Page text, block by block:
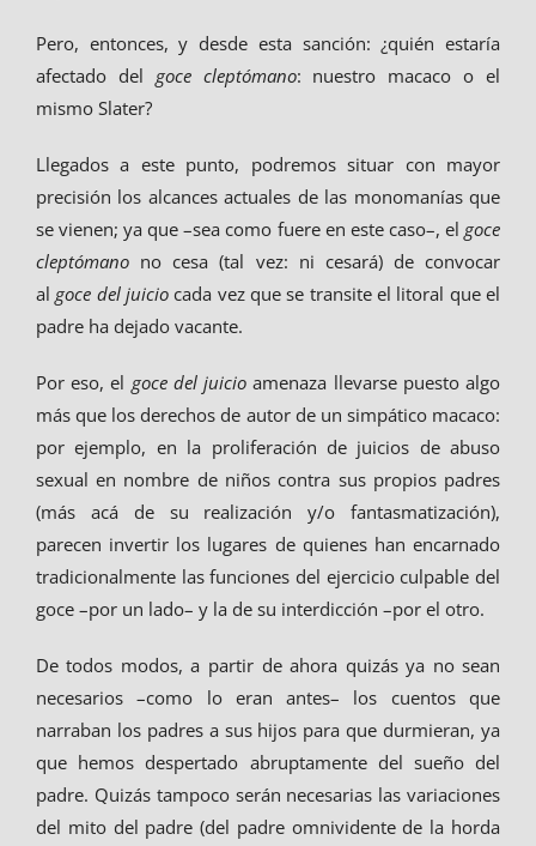
Pero, entonces, y desde esta sanción: ¿quién estaría
afectado del goce cleptómano: nuestro macaco o el
mismo Slater?
Llegados a este punto, podremos situar con mayor
precisión los alcances actuales de las monomanías que
se vienen; ya que –sea como fuere en este caso–, elgoce
cleptómanono cesa (tal vez: ni cesará) de convocar
algoce del juicio cada vez que se transite el litoral que el
padre ha dejado vacante.
Por eso, el goce del juicio amenaza llevarse puesto algo
más que los derechos de autor de un simpático macaco:
por ejemplo, en la proliferación de juicios de abuso
sexual en nombre de niños contra sus propios padres
(más acá de su realización y/o fantasmatización),
parecen invertir los lugares de quienes han encarnado
tradicionalmente las funciones del ejercicio culpable del
goce –por un lado– y la de su interdicción –por el otro.
De todos modos, a partir de ahora quizás ya no sean
necesarios –como lo eran antes– los cuentos que
narraban los padres a sus hijos para que durmieran, ya
que hemos despertado abruptamente del sueño del
padre. Quizás tampoco serán necesarias las variaciones
del mito del padre (del padre omnividente de la horda